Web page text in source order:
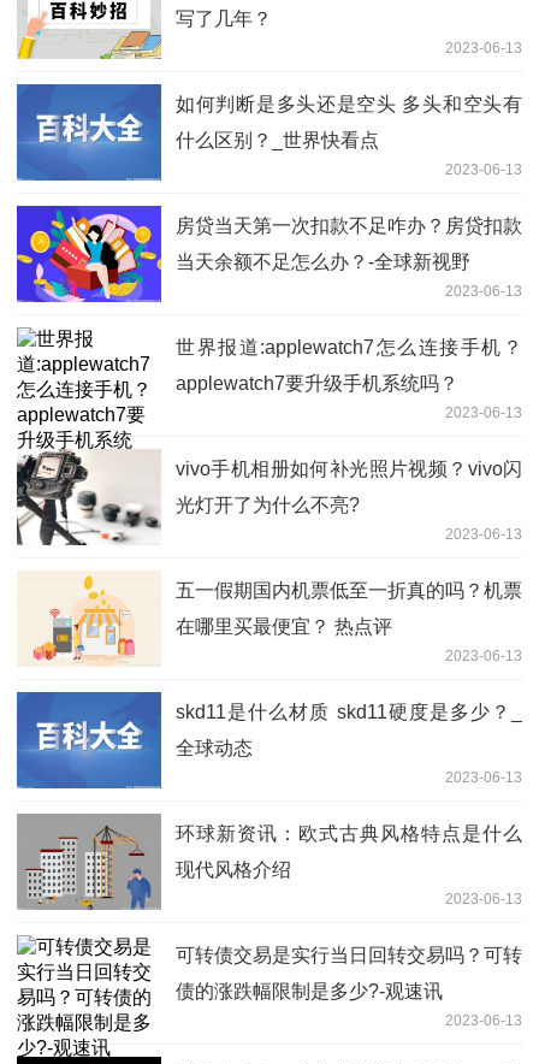
写了几年？
2023-06-13
如何判断是多头还是空头 多头和空头有
什么区别？_世界快看点
2023-06-13
房贷当天第一次扣款不足咋办？房贷扣款
当天余额不足怎么办？-全球新视野
2023-06-13
世界报道:applewatch7怎么连接手机？
applewatch7要升级手机系统吗？
2023-06-13
vivo手机相册如何补光照片视频？vivo闪
光灯开了为什么不亮?
2023-06-13
五一假期国内机票低至一折真的吗？机票
在哪里买最便宜？ 热点评
2023-06-13
skd11是什么材质 skd11硬度是多少？_
全球动态
2023-06-13
环球新资讯：欧式古典风格特点是什么
现代风格介绍
2023-06-13
可转债交易是实行当日回转交易吗？可转
债的涨跌幅限制是多少?-观速讯
2023-06-13